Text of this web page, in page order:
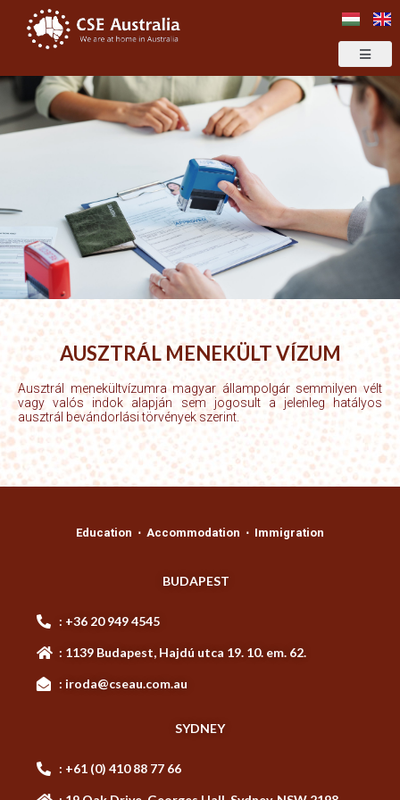
AUSZTRÁL MENEKÜLT VÍZUM
Ausztrál menekültvízumra magyar állampolgár semmilyen vélt
vagy valós indok alapján sem jogosult a jelenleg hatályos
ausztrál bevándorlási törvények szerint.
Education ⋅ Accommodation ⋅ Immigration
BUDAPEST
: +36 20 949 4545
: 1139 Budapest, Hajdú utca 19. 10. em. 62.
: iroda@cseau.com.au
SYDNEY
: +61 (0) 410 88 77 66